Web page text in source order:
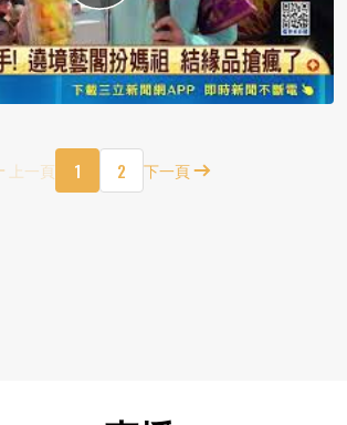
上一頁 1 2 下一頁